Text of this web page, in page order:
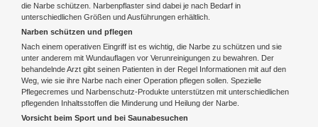
die Narbe schützen. Narbenpflaster sind dabei je nach Bedarf in
unterschiedlichen Größen und Ausführungen erhältlich.
Narben schützen und pflegen
Nach einem operativen Eingriff ist es wichtig, die Narbe zu schützen und sie
unter anderem mit Wundauflagen vor Verunreinigungen zu bewahren. Der
behandelnde Arzt gibt seinen Patienten in der Regel Informationen mit auf den
Weg, wie sie ihre Narbe nach einer Operation pflegen sollen. Spezielle
Pflegecremes und Narbenschutz-Produkte unterstützen mit unterschiedlichen
pflegenden Inhaltsstoffen die Minderung und Heilung der Narbe.
Vorsicht beim Sport und bei Saunabesuchen